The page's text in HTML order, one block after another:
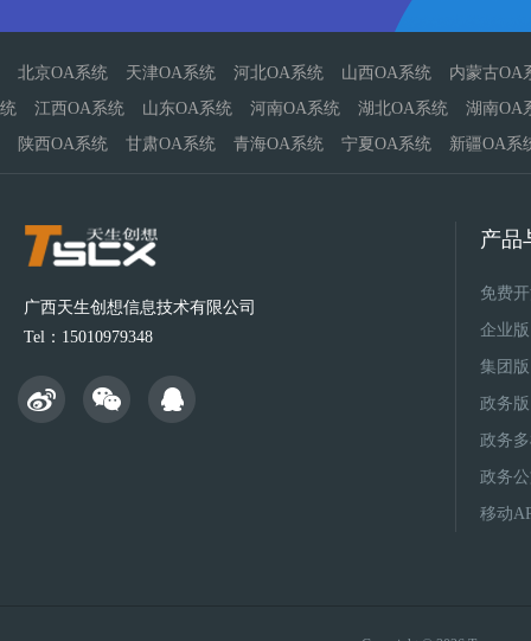
北京OA系统 天津OA系统 河北OA系统 山西OA系统
内蒙古OA
统
江西OA系统 山东OA系统 河南OA系统 湖北OA系统
湖南OA
陕西OA系统
甘肃OA系统 青海OA系统 宁夏OA系统 新疆OA系
广西天生创想信息技术有限公司
Tel：15010979348
产品
免费
企业版
集团版
政务版
政务
政务
移动